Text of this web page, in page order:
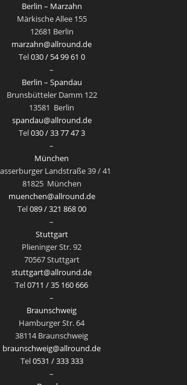
Berlin – Marzahn
Märkische Allee 155
12681 Berlin
marzahn@allround.de
Tel030 / 54 99 61 0
–
Berlin – Spandau
Brunsbütteler Damm 122
13581 Berlin
spandau@allround.de
Tel030 / 33 77 47 3
–
München
Landstraße 39 / 41
81825 München
muenchen@allround.de
Tel089 / 321 868 00
–
Stuttgart
Plieninger Str. 92
70567 Stuttgart
stuttgart@allround.de
Tel0711 / 35 160 666
–
Braunschweig
Hamburger Str. 64
38114 Braunschweig
braunschweig@allround.de
Tel0531 / 333 333
–